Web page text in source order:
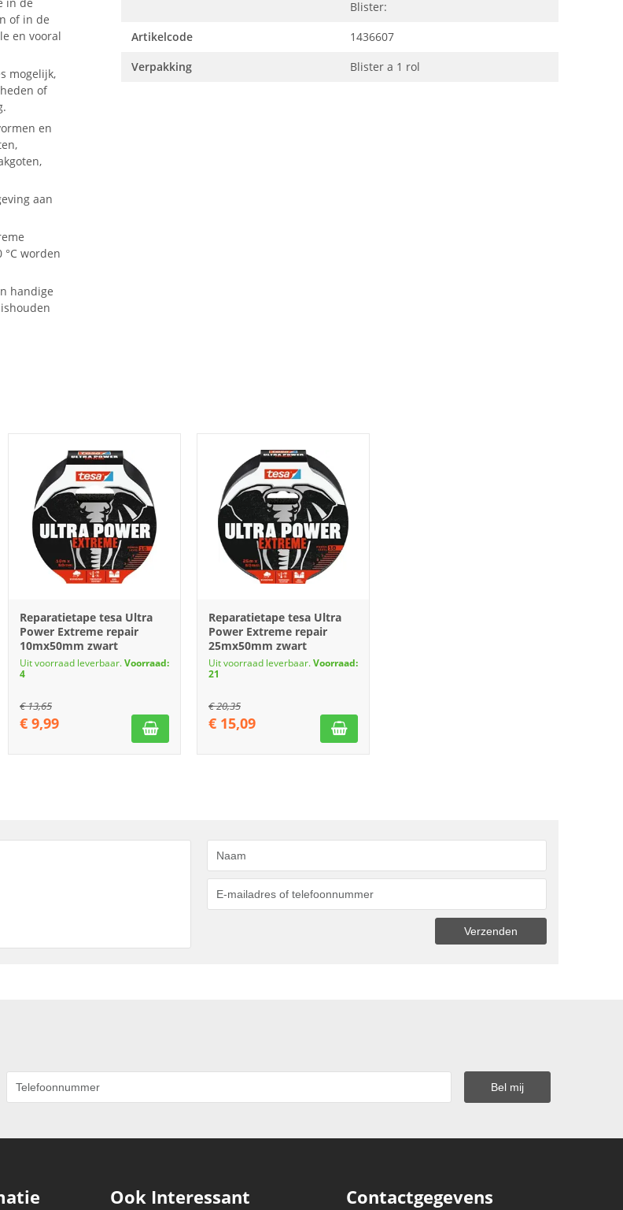
of in de
en vooral
mogelijk,
of
en
aan
worden
handige
Blister:
Artikelcode
1436607
Verpakking
Blister a 1 rol
Reparatietape tesa Ultra
Power Extreme repair
10mx50mm zwart
Uit voorraad leverbaar.Voorraad:
4
€13,65
€ 9,99
Reparatietape tesa Ultra
Power Extreme repair
25mx50mm zwart
Uit voorraad leverbaar.Voorraad:
21
€20,35
€ 15,09
Ook Interessant Contactgegevens